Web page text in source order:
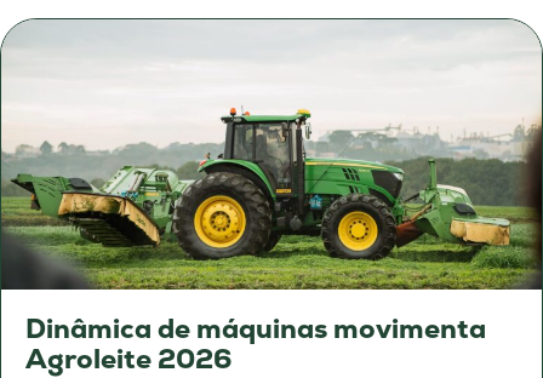
Dinâmica de máquinas movimenta
Agroleite 2026